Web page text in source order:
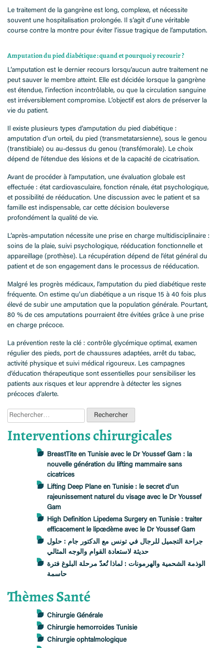
Le traitement de la gangrène est long, complexe, et nécessite
souvent une hospitalisation prolongée. Il s’agit d’une véritable
course contre la montre pour éviter l’issue tragique de l’amputation.
Amputation du pied diabétique : quand et pourquoi y recourir ?
L’amputation est le dernier recours lorsqu’aucun autre traitement ne
peut sauver le membre atteint. Elle est décidée lorsque la gangrène
est étendue, l’infection incontrôlable, ou que la circulation sanguine
est irréversiblement compromise. L’objectif est alors de préserver la
vie du patient.
Il existe plusieurs types d’amputation du pied diabétique :
amputation d’un orteil, du pied (transmetatarsienne), sous le genou
(transtibiale) ou au-dessus du genou (transfémorale). Le choix
dépend de l’étendue des lésions et de la capacité de cicatrisation.
Avant de procéder à l’amputation, une évaluation globale est
effectuée : état cardiovasculaire, fonction rénale, état psychologique,
et possibilité de rééducation. Une discussion avec le patient et sa
famille est indispensable, car cette décision bouleverse
profondément la qualité de vie.
L’après-amputation nécessite une prise en charge multidisciplinaire :
soins de la plaie, suivi psychologique, rééducation fonctionnelle et
appareillage (prothèse). La récupération dépend de l’état général du
patient et de son engagement dans le processus de rééducation.
Malgré les progrès médicaux, l’amputation du pied diabétique reste
fréquente. On estime qu’un diabétique a un risque 15 à 40 fois plus
élevé de subir une amputation que la population générale. Pourtant,
80 % de ces amputations pourraient être évitées grâce à une prise
en charge précoce.
La prévention reste la clé : contrôle glycémique optimal, examen
régulier des pieds, port de chaussures adaptées, arrêt du tabac,
activité physique et suivi médical rigoureux. Les campagnes
d’éducation thérapeutique sont essentielles pour sensibiliser les
patients aux risques et leur apprendre à détecter les signes
précoces d’alerte.
Rechercher :
Interventions chirurgicales
BreastTite en Tunisie avec le Dr Youssef Gam : la
nouvelle génération du lifting mammaire sans
cicatrices
Lifting Deep Plane en Tunisie : le secret d’un
rajeunissement naturel du visage avec le Dr Youssef
Gam
High Definition Lipedema Surgery en Tunisie : traiter
efficacement le lipœdème avec le Dr Youssef Gam
جراحة التجميل للرجال في تونس مع الدكتور جام : حلول
حديثة لاستعادة القوام والوجه المثالي
الوذمة الشحمية والهرمونات : لماذا تُعدّ مرحلة البلوغ فترة
حاسمة
Thèmes Santé
Chirurgie Générale
Chirurgie hemorroides Tunisie
Chirurgie ophtalmologique